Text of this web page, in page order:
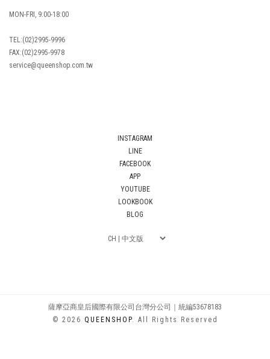
MON-FRI, 9:00-18:00
TEL:(02)2995-9996
FAX:(02)2995-9978
service@queenshop.com.tw
INSTAGRAM
LINE
FACEBOOK
APP
YOUTUBE
LOOKBOOK
BLOG
薩摩亞商皇后國際有限公司台灣分公司｜統編53678183
© 2026 QUEENSHOP. All Rights Reserved